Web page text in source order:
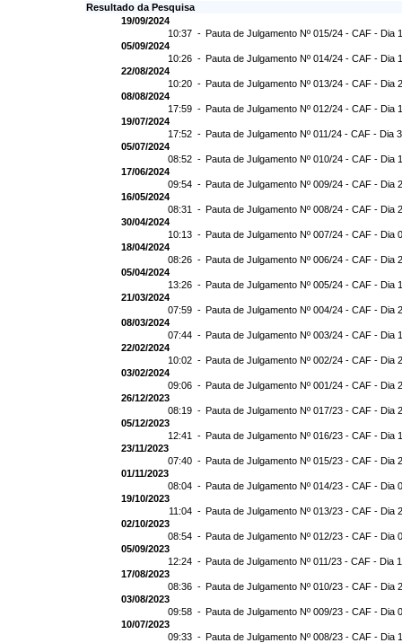
Resultado da Pesquisa
19/09/2024
10:37 - Pauta de Julgamento Nº 015/24 - CAF - Dia
05/09/2024
10:26 - Pauta de Julgamento Nº 014/24 - CAF - Dia
22/08/2024
10:20 - Pauta de Julgamento Nº 013/24 - CAF - Dia
08/08/2024
17:59 - Pauta de Julgamento Nº 012/24 - CAF - Dia
19/07/2024
17:52 - Pauta de Julgamento Nº 011/24 - CAF - Dia
05/07/2024
08:52 - Pauta de Julgamento Nº 010/24 - CAF - Dia
17/06/2024
09:54 - Pauta de Julgamento Nº 009/24 - CAF - Dia
16/05/2024
08:31 - Pauta de Julgamento Nº 008/24 - CAF - Dia
30/04/2024
10:13 - Pauta de Julgamento Nº 007/24 - CAF - Dia
18/04/2024
08:26 - Pauta de Julgamento Nº 006/24 - CAF - Dia
05/04/2024
13:26 - Pauta de Julgamento Nº 005/24 - CAF - Dia
21/03/2024
07:59 - Pauta de Julgamento Nº 004/24 - CAF - Dia
08/03/2024
07:44 - Pauta de Julgamento Nº 003/24 - CAF - Dia
22/02/2024
10:02 - Pauta de Julgamento Nº 002/24 - CAF - Dia
03/02/2024
09:06 - Pauta de Julgamento Nº 001/24 - CAF - Dia
26/12/2023
08:19 - Pauta de Julgamento Nº 017/23 - CAF - Dia
05/12/2023
12:41 - Pauta de Julgamento Nº 016/23 - CAF - Dia
23/11/2023
07:40 - Pauta de Julgamento Nº 015/23 - CAF - Dia
01/11/2023
08:04 - Pauta de Julgamento Nº 014/23 - CAF - Dia
19/10/2023
11:04 - Pauta de Julgamento Nº 013/23 - CAF - Dia
02/10/2023
08:54 - Pauta de Julgamento Nº 012/23 - CAF - Dia
05/09/2023
12:24 - Pauta de Julgamento Nº 011/23 - CAF - Dia
17/08/2023
08:36 - Pauta de Julgamento Nº 010/23 - CAF - Dia
03/08/2023
09:58 - Pauta de Julgamento Nº 009/23 - CAF - Dia
10/07/2023
09:33 - Pauta de Julgamento Nº 008/23 - CAF - Dia